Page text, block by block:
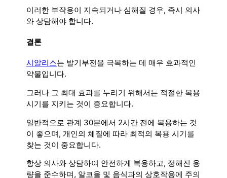
이러한 부작용이 지속되거나 심해질 경우, 즉시 의사
와 상담해야 합니다.
결론
시알리스는 발기부전을 극복하는 데 매우 효과적인
약물입니다.
그러나 그 최대 효과를 누리기 위해서는 적절한 복용
시기를 지키는 것이 중요합니다.
일반적으로 관계 30분에서 2시간 전에 복용하는 것
이 좋으며, 개인의 체질에 따라 최적의 복용 시기를
찾는 것이 중요합니다.
항상 의사와 상담하여 안전하게 복용하고, 정해진 용
량을 준수하며, 알코올 및 음식과의 상호작용에 주의